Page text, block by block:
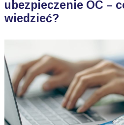
ubezpieczenie OC –
wiedzieć?